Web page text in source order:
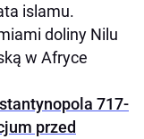
islamu.
doliny Nilu
w Afryce
717-
przed